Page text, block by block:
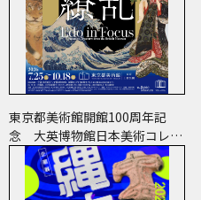
東京都美術館開館100周年記
念 大英博物館日本美術コレク
ション 百花繚乱～海を越えた
江戸絵画